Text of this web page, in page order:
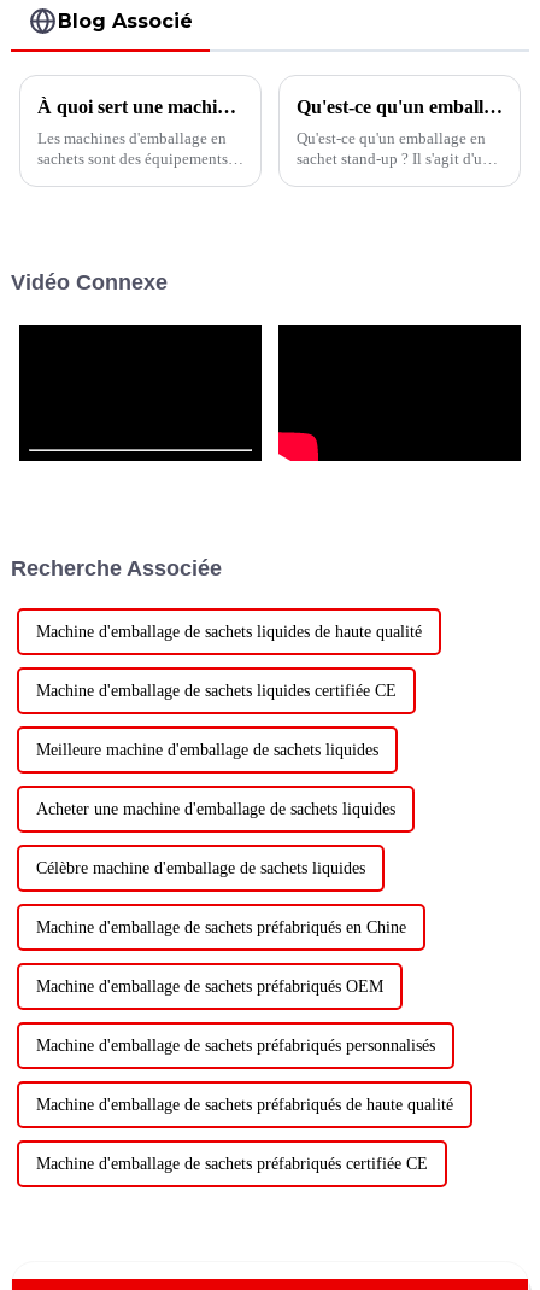
Blog Associé
À quoi sert une machine d'emballage de sachets ?
Les machines d'emballage en
sachets sont des équipements
Ces machines remplissent
d'emballage.
Qu'est-ce qu'un emballage en sachet stand-up ?
Qu'est-ce qu'un emballage en
sachet stand-up ? Il s'agit d'une
Vidéo Connexe
Recherche Associée
Machine d'emballage de sachets liquides de haute qualité
Machine d'emballage de sachets liquides certifiée CE
Meilleure machine d'emballage de sachets liquides
Acheter une machine d'emballage de sachets liquides
Célèbre machine d'emballage de sachets liquides
Machine d'emballage de sachets préfabriqués en Chine
Machine d'emballage de sachets préfabriqués OEM
Machine d'emballage de sachets préfabriqués personnalisés
Machine d'emballage de sachets préfabriqués de haute qualité
Machine d'emballage de sachets préfabriqués certifiée CE